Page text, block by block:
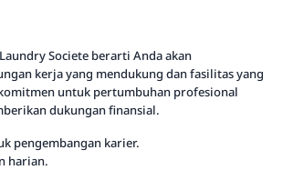
Societe berarti Anda akan
kerja yang mendukung dan fasilitas yang
untuk pertumbuhan profesional
dukungan finansial.
pengembangan karier.
harian.